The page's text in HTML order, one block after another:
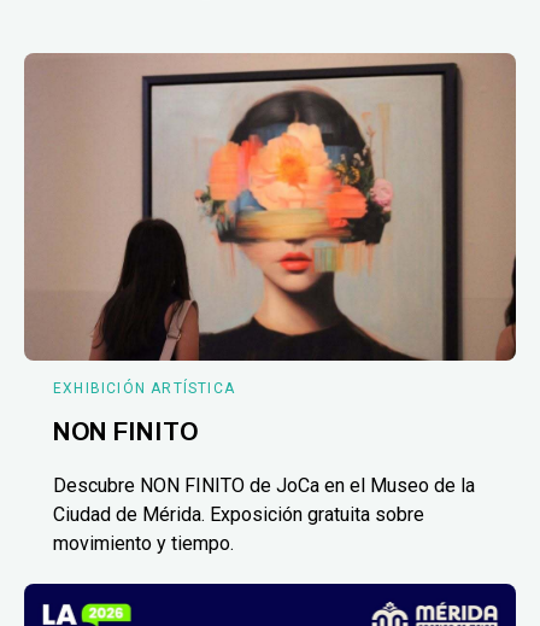
EXHIBICIÓN ARTÍSTICA
NON FINITO
Descubre NON FINITO de JoCa en el Museo de la
Ciudad de Mérida. Exposición gratuita sobre
movimiento y tiempo.